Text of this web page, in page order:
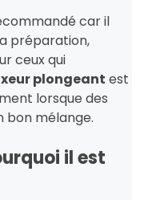
car il
préparation,
ceux qui
plongeant est
lorsque des
bon mélange.
il est